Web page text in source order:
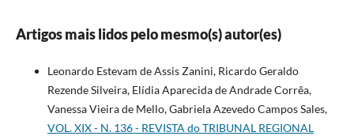
Artigos mais lidos pelo mesmo(s) autor(es)
Leonardo Estevam de Assis Zanini, Ricardo Geraldo
Rezende Silveira, Elídia Aparecida de Andrade Corrêa,
Vanessa Vieira de Mello, Gabriela Azevedo Campos Sales,
VOL. XIX - N. 136 - REVISTA do TRIBUNAL REGIONAL